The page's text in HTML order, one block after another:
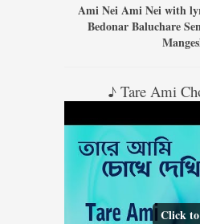
Ami Nei Ami Nei with
Bedonar Baluchare
♪ Tare Ami
Click